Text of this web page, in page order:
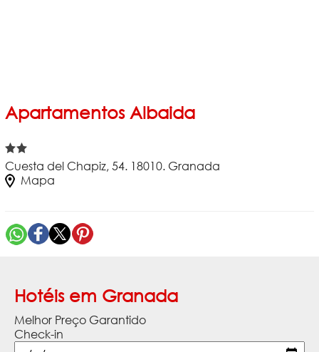
Apartamentos Albaida
Cuesta del Chapiz, 54. 18010. Granada
Mapa
Hotéis em Granada
Melhor Preço Garantido
Check-in